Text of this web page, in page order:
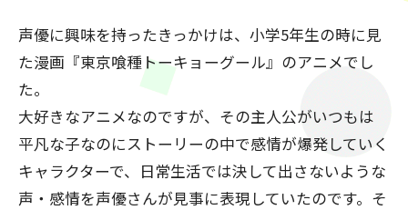
声優に興味を持ったきっかけは、小学5年生の時に見
た漫画『東京喰種トーキョーグール』のアニメでし
た。
大好きなアニメなのですが、その主人公がいつもは
平凡な子なのにストーリーの中で感情が爆発していく
キャラクターで、日常生活では決して出さないような
声・感情を声優さんが見事に表現していたのです。そ